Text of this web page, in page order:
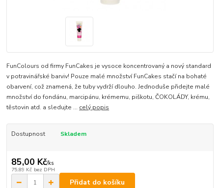
FunColours od firmy FunCakes je vysoce koncentrovaný a nový standard
v potravinářské barviv! Pouze malé množství FunCakes stačí na bohaté
obarvení, což znamená, že tuby vydrží dlouho. Jednoduše přidejte malé
množství do fondánu, marcipánu, krémemu, piškotu, ČOKOLÁDY, krému,
těstovin atd. a sledujte ... celý popis
Dostupnost Skladem
85,00 Kč/ks
75,89 Kč bez DPH
Přidat do košíku